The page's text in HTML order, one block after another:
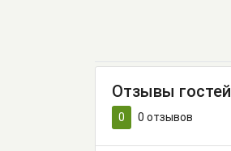
Отзывы гостей
0 0 отзывов